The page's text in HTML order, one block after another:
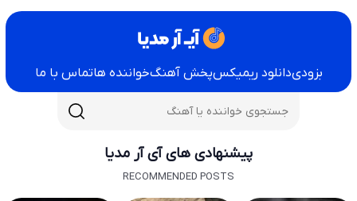
بزودیدانلود ریمیکسپخش آهنگخواننده هاتماس با ما
پیشنهادی های آی آر مدیا
RECOMMENDED POSTS